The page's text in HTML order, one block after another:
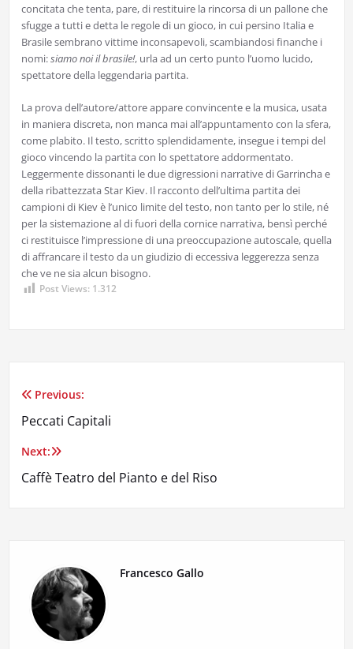
concitata che tenta, pare, di restituire la rincorsa di un pallone che
sfugge a tutti e detta le regole di un gioco, in cui persino Italia e
Brasile sembrano vittime inconsapevoli, scambiandosi finanche i
nomi:siamo noi il brasile!, urla ad un certo punto l’uomo lucido,
spettatore della leggendaria partita.
La prova dell’autore/attore appare convincente e la musica, usata
in maniera discreta, non manca mai all’appuntamento con la sfera,
come plabito. Il testo, scritto splendidamente, insegue i tempi del
gioco vincendo la partita con lo spettatore addormentato.
Leggermente dissonanti le due digressioni narrative di Garrincha e
della ribattezzata Star Kiev. Il racconto dell’ultima partita dei
campioni di Kiev è l’unico limite del testo, non tanto per lo stile, né
per la sistemazione al di fuori della cornice narrativa, bensì perché
ci restituisce l’impressione di una preoccupazione autoscale, quella
di affrancare il testo da un giudizio di eccessiva leggerezza senza
che ve ne sia alcun bisogno.
Post Views: 1.312
Navigazione
articoli
Previous:
Peccati Capitali
Next:
Caffè Teatro del Pianto e del Riso
Francesco Gallo